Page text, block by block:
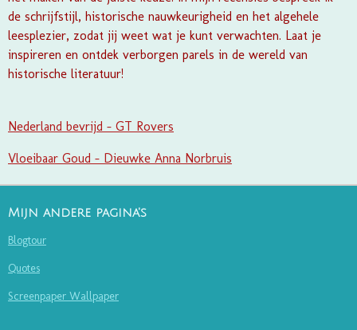
de schrijfstijl, historische nauwkeurigheid en het algehele
leesplezier, zodat jij weet wat je kunt verwachten. Laat je
inspireren en ontdek verborgen parels in de wereld van
historische literatuur!
Nederland bevrijd - GT Rovers
Vloeibaar Goud - Dieuwke Anna Norbruis
Mijn andere pagina's
Blogtour
Quotes
Screenpaper Wallpaper